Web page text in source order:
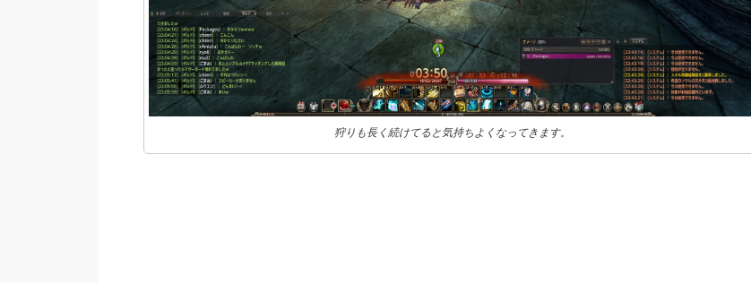
狩りも長く続けてると気持ちよくなってきます。